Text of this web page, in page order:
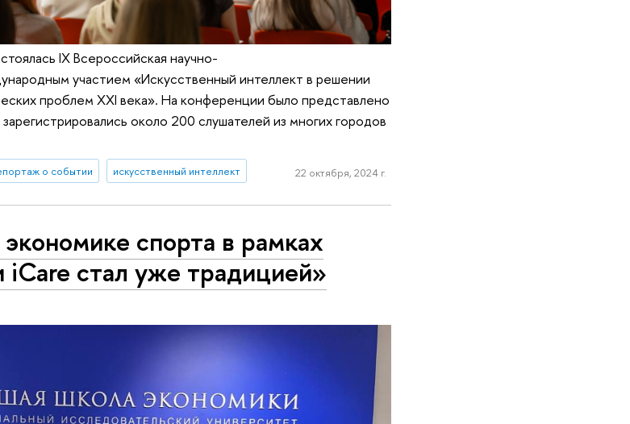
IX Всероссийская научно-
участием «Искусственный интеллект в решении
проблем ХХI века». На конференции было представлено
около 200 слушателей из многих городов
о событии искусственный интеллект 22 октября, 2024 г.
спорта в рамках
стал уже традицией»